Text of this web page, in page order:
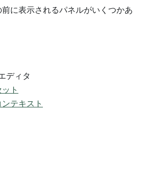
に表示されるパネルがいくつかあ
ディタ
ト
テキスト